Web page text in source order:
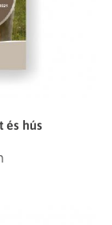
és hús